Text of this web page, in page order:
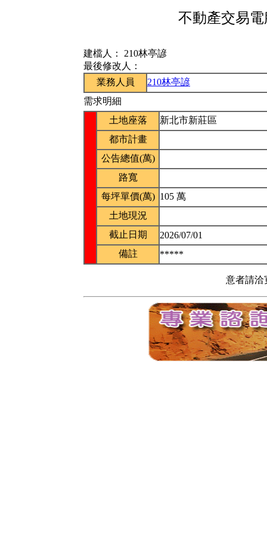
不動產交易
建檔人： 210林亭諺
最後修改人：
業務人員
210林亭諺
需求明細
土地座落
新北市新莊區
都市計畫
公告總值(萬)
路寬
每坪單價(萬) 105 萬
土地現況
截止日期
2026/07/01
備註
*****
意者請洽